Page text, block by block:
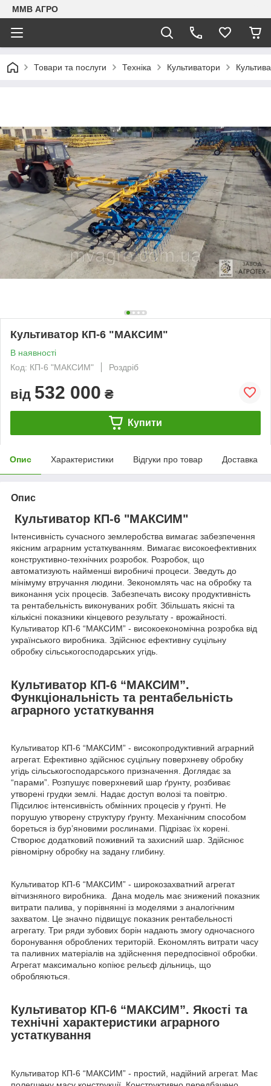
ММВ АГРО
Товари та послуги Техніка Культиватори
Культиватор КП-6 "МАКСИМ"
В наявності
Код: КП-6 "МАКСИМ"
Роздріб
від 532 000 ₴
Купити
Опис Характеристики Відгуки про товар Доставка
Опис
Культиватор КП-6 "МАКСИМ"
Інтенсивність сучасного землеробства вимагає забезпечення
якісним аграрним устаткуванням. Вимагає високоефективних
конструктивно-технічних розробок. Розробок, що
автоматизують найменші виробничі процеси. Зведуть до
мінімуму втручання людини. Зекономлять час на обробку та
виконання усіх процесів. Забезпечать високу продуктивність
та рентабельність виконуваних робіт. Збільшать якісні та
кількісні показники кінцевого результату - врожайності.
Культиватор КП-6 “МАКСИМ” - високоекономічна розробка від
українського виробника. Здійснює ефективну суцільну
обробку сільськогосподарських угідь.
Культиватор КП-6 “МАКСИМ”.
Функціональність та рентабельність
аграрного устаткування
Культиватор КП-6 “МАКСИМ” - високопродуктивний аграрний
агрегат. Ефективно здійснює суцільну поверхневу обробку
угідь сільськогосподарського призначення. Доглядає за
“парами”. Розпушує поверхневий шар ґрунту, розбиває
утворені грудки землі. Надає доступ волозі та повітрю.
Підсилює інтенсивність обмінних процесів у ґрунті. Не
порушую утворену структуру ґрунту. Механічним способом
бореться із бур’яновими рослинами. Підрізає їх корені.
Створює додатковий поживний та захисний шар. Здійснює
рівномірну обробку на задану глибину.
Культиватор КП-6 “МАКСИМ” - широкозахватний агрегат
вітчизняного виробника. Дана модель має знижений показник
витрати палива, у порівнянні із моделями з аналогічним
захватом. Це значно підвищує показник рентабельності
агрегату. Три ряди зубових борін надають змогу одночасного
боронування оброблених територій. Економлять витрати часу
та паливних матеріалів на здійснення передпосівної обробки.
Агрегат максимально копіює рельєф дільниць, що
обробляються.
Культиватор КП-6 “МАКСИМ”. Якості та
технічні характеристики аграрного
устаткування
Культиватор КП-6 “МАКСИМ” - простий, надійний агрегат. Має